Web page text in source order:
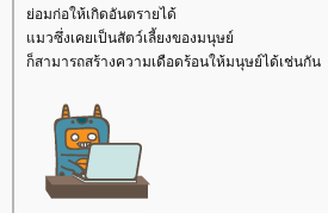
่อมก่อให้เกิดอันตรายได้
มวซึ่งเคยเป็นสัตว์เลี้ยงของมนุษย์
ก็สามารถสร้างความเดือดร้อนให้มนุษย์ได้เช่นกัน